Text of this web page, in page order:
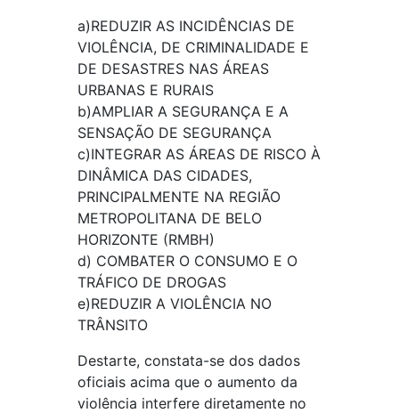
a)REDUZIR AS INCIDÊNCIAS DE
VIOLÊNCIA, DE CRIMINALIDADE E
DE DESASTRES NAS ÁREAS
URBANAS E RURAIS
b)AMPLIAR A SEGURANÇA E A
SENSAÇÃO DE SEGURANÇA
c)INTEGRAR AS ÁREAS DE RISCO À
DINÂMICA DAS CIDADES,
PRINCIPALMENTE NA REGIÃO
METROPOLITANA DE BELO
HORIZONTE (RMBH)
d) COMBATER O CONSUMO E O
TRÁFICO DE DROGAS
e)REDUZIR A VIOLÊNCIA NO
TRÂNSITO
Destarte, constata-se dos dados
oficiais acima que o aumento da
violência interfere diretamente no